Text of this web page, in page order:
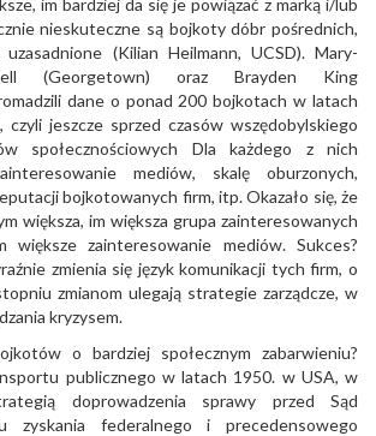
im bardziej da się je powiązać z marką i/lub
nieskuteczne są bojkoty dóbr pośrednich,
(Kilian Heilmann, UCSD). Mary-
(Georgetown) oraz Brayden King
dane o ponad 200 bojkotach w latach
czyli jeszcze sprzed czasów wszędobylskiego
społecznościowych Dla każdego z nich
mediów, skalę oburzonych,
bojkotowanych firm, itp. Okazało się, że
większa, im większa grupa zainteresowanych
większe zainteresowanie mediów. Sukces?
zmienia się język komunikacji tych firm, o
zmianom ulegają strategie zarządcze, w
kryzysem.
o bardziej społecznym zabarwieniu?
publicznego w latach 1950. w USA, w
doprowadzenia sprawy przed Sąd
zyskania federalnego i precedensowego